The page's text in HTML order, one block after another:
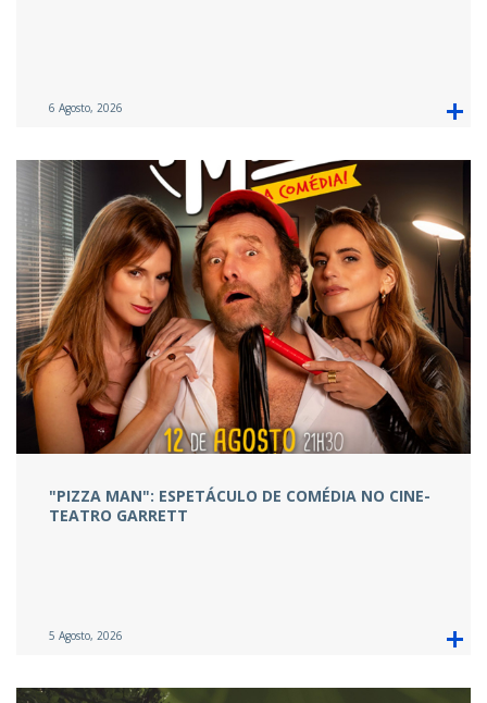
6 Agosto, 2026
"PIZZA MAN": ESPETÁCULO DE COMÉDIA NO CINE-
TEATRO GARRETT
5 Agosto, 2026